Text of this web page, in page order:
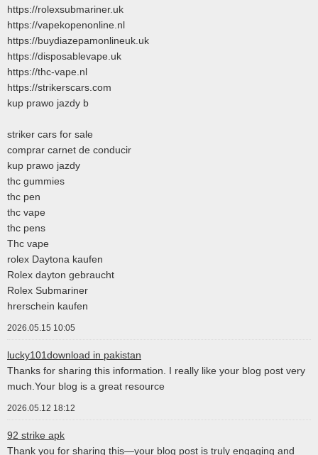
https://rolexsubmariner.uk
https://vapekopenonline.nl
https://buydiazepamonlineuk.uk
https://disposablevape.uk
https://thc-vape.nl
https://strikerscars.com
kup prawo jazdy b
striker cars for sale
comprar carnet de conducir
kup prawo jazdy
thc gummies
thc pen
thc vape
thc pens
Thc vape
rolex Daytona kaufen
Rolex dayton gebraucht
Rolex Submariner
hrerschein kaufen
2026.05.15 10:05
lucky101download in pakistan
Thanks for sharing this information. I really like your blog post very
much.Your blog is a great resource
2026.05.12 18:12
92 strike apk
Thank you for sharing this—your blog post is truly engaging and